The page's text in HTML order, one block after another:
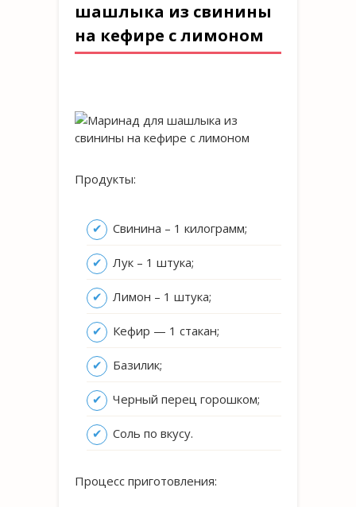
шашлыка из свинины
на кефире с лимоном
Продукты:
Свинина – 1 килограмм;
Лук – 1 штука;
Лимон – 1 штука;
Кефир — 1 стакан;
Базилик;
Черный перец горошком;
Соль по вкусу.
Процесс приготовления: